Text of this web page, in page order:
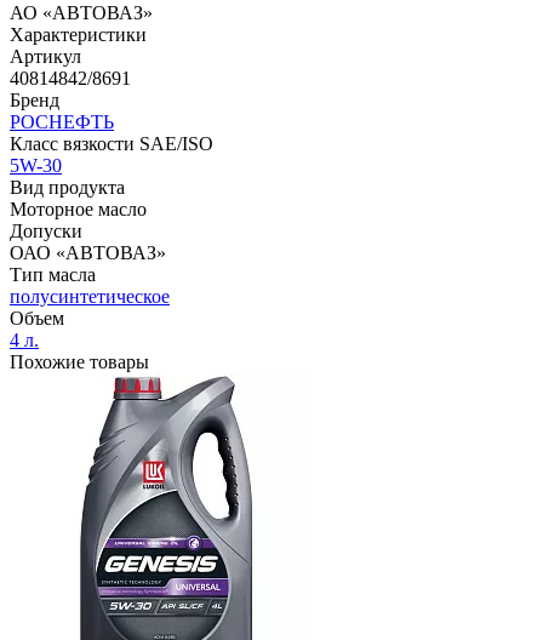
АО «АВТОВАЗ»
Характеристики
Артикул
40814842/8691
Бренд
РОСНЕФТЬ
Класс вязкости SAE/ISO
5W-30
Вид продукта
Моторное масло
Допуски
ОАО «АВТОВАЗ»
Тип масла
полусинтетическое
Объем
4 л.
Похожие товары